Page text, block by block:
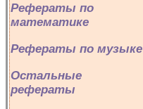
Рефераты по
математике
Рефераты по музыке
Остальные
рефераты